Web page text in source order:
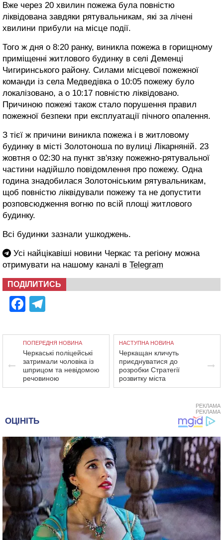
Вже через 20 хвилин пожежа була повністю
ліквідована завдяки рятувальникам, які за лічені
хвилини прибули на місце події.
Того ж дня о 8:20 ранку, виникла пожежа в горищному
приміщенні житлового будинку в селі Деменці
Чигиринського району. Силами місцевої пожежної
команди із села Медведівка о 10:05 пожежу було
локалізовано, а о 10:17 повністю ліквідовано.
Причиною пожежі також стало порушення правил
пожежної безпеки при експлуатації пічного опалення.
З тієї ж причини виникла пожежа і в житловому
будинку в місті Золотоноша по вулиці Лікарняній. 23
жовтня о 02:30 на пункт зв'язку пожежно-рятувальної
частини надійшло повідомлення про пожежу. Одна
година знадобилася Золотоніським рятувальникам,
щоб повністю ліквідували пожежу та не допустити
розповсюдження вогню по всій площі житлового
будинку.
Всі будинки зазнали ушкоджень.
Усі найцікавіші новини Черкас та регіону можна
отримувати на нашому каналі в Telegram
ПОДІЛИТИСЬ
Facebook
ПОПЕРЕДНЯ НОВИНА
Черкаські поліцейські
затримали чоловіка із
шприцом та невідомою
речовиною
НАСТУПНА НОВИНА
Черкащан кличуть
приєднуватися до
розробки Стратегії
розвитку міста
РЕКЛАМА
РЕКЛАМА